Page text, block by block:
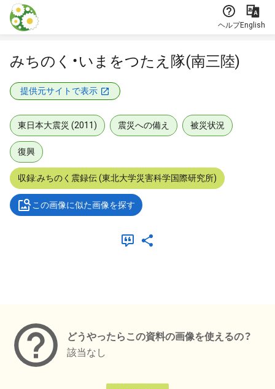
本文に飛ぶ
ヘルプEnglish
みちのく・いまをつたえ隊(南三陸)
提供元サイトで表示
東日本大震災 (2011) 震災への備え 被災状況
復興
収録:みちのく震録伝 (東北大学災害科学国際研究所)
この画像に似た画像を探す
どうやったらこの資料の画像を使えるの？
該当なし